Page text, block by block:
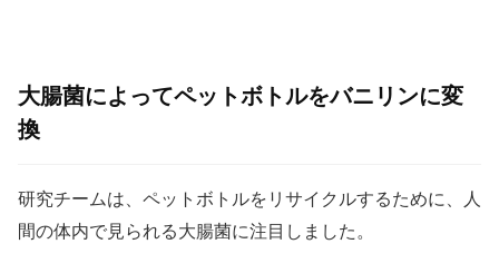
大腸菌によってペットボトルをバニリンに変
換
研究チームは、ペットボトルをリサイクルするために、人
間の体内で見られる大腸菌に注目しました。